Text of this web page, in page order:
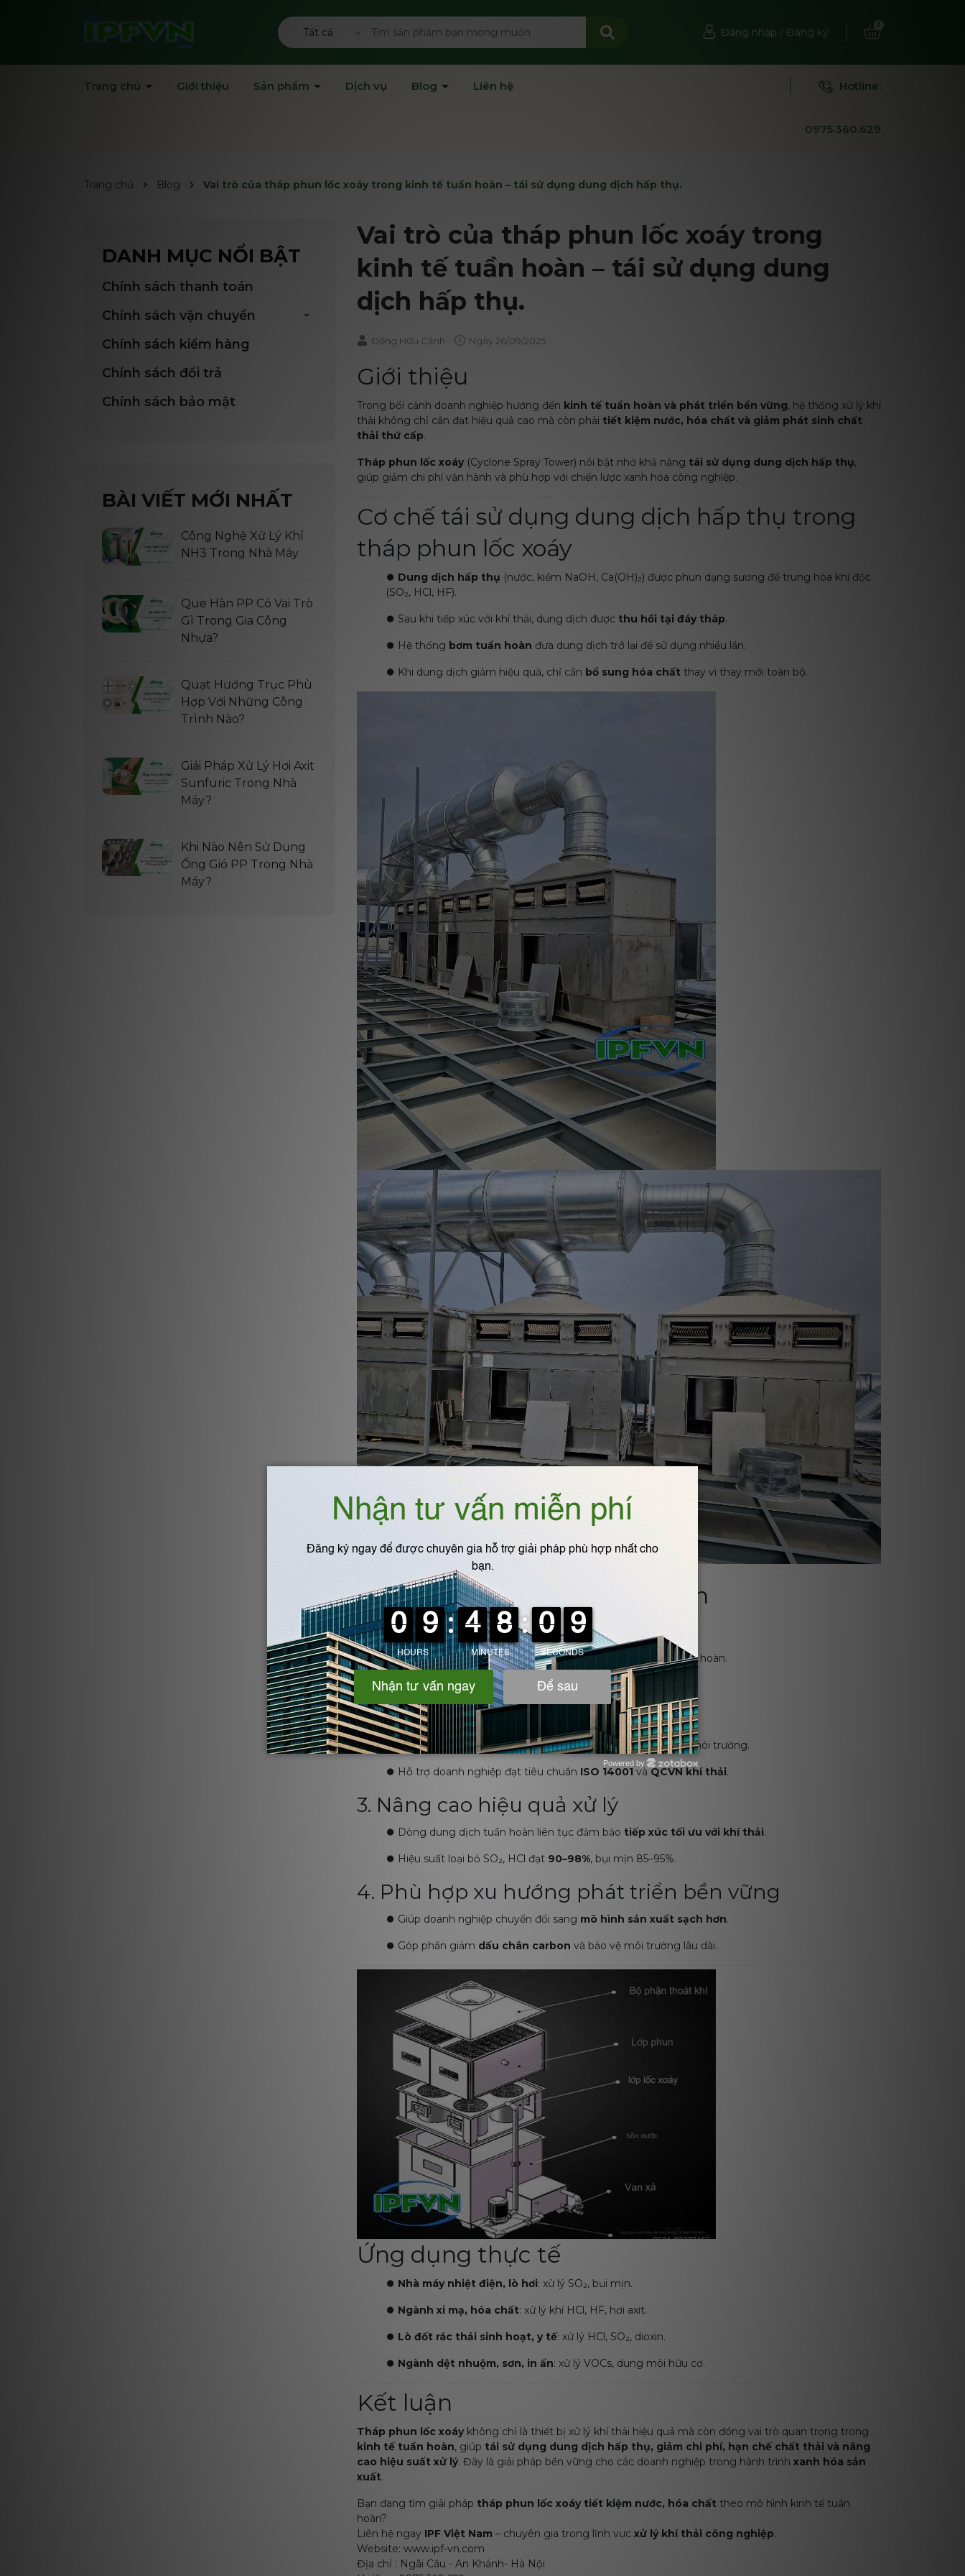
Tất cả Đăng nhập / Đăng ký
0
Trang chủ Giới thiệu Sản phẩm Dịch vụ Blog Liên hệ Hotline:
0975.360.629
Trang chủ Blog Vai trò của tháp phun lốc xoáy trong kinh tế tuần hoàn – tái sử dụng dung dịch hấp thụ.
Vai trò của tháp phun lốc xoáy trong
kinh tế tuần hoàn – tái sử dụng dung
dịch hấp thụ.
Đồng Hữu Cảnh Ngày26/09/2025
Giới thiệu
Trong bối cảnh doanh nghiệp hướng đến kinh tế tuần hoàn và phát triển bền vững, hệ thống xử lý khí
thải không chỉ cần đạt hiệu quả cao mà còn phải tiết kiệm nước, hóa chất và giảm phát sinh chất
thải thứ cấp.
Tháp phun lốc xoáy (Cyclone Spray Tower) nổi bật nhờ khả năng tái sử dụng dung dịch hấp thụ,
giúp giảm chi phí vận hành và phù hợp với chiến lược xanh hóa công nghiệp.
Cơ chế tái sử dụng dung dịch hấp thụ trong
tháp phun lốc xoáy
⏺️ Dung dịch hấp thụ (nước, kiềm NaOH, Ca(OH)₂) được phun dạng sương để trung hòa khí độc
(SO₂, HCl, HF).
⏺️ Sau khi tiếp xúc với khí thải, dung dịch được thu hồi tại đáy tháp.
⏺️ Hệ thống bơm tuần hoàn đưa dung dịch trở lại để sử dụng nhiều lần.
⏺️ Khi dung dịch giảm hiệu quả, chỉ cần bổ sung hóa chất thay vì thay mới toàn bộ.
Lợi ích trong kinh tế tuần hoàn
1. Tiết kiệm chi phí vận hành
⏺️Giảm tiêu thụ hóa chất 30–50% so với hệ thống không tuần hoàn.
⏺️Giảm chi phí xử lý nước thải sau hấp thụ.
2. Giảm phát sinh chất thải
⏺️Dung dịch được tái sử dụng nhiều vòng, hạn chế xả thải ra môi trường.
⏺️ Hỗ trợ doanh nghiệp đạt tiêu chuẩn ISO 14001 vàQCVN khí thải.
3. Nâng cao hiệu quả xử lý
⏺️ Dòng dung dịch tuần hoàn liên tục đảm bảo tiếp xúc tối ưu với khí thải.
⏺️ Hiệu suất loại bỏ SO₂, HCl đạt 90–98%, bụi mịn 85–95%.
4. Phù hợp xu hướng phát triển bền vững
⏺️ Giúp doanh nghiệp chuyển đổi sang mô hình sản xuất sạch hơn.
⏺️ Góp phần giảm dấu chân carbon và bảo vệ môi trường lâu dài.
Ứng dụng thực tế
⏺️ Nhà máy nhiệt điện, lò hơi: xử lý SO₂, bụi mịn.
⏺️ Ngành xi mạ, hóa chất: xử lý khí HCl, HF, hơi axit.
⏺️ Lò đốt rác thải sinh hoạt, y tế: xử lý HCl, SO₂, dioxin.
⏺️ Ngành dệt nhuộm, sơn, in ấn: xử lý VOCs, dung môi hữu cơ.
Kết luận
Tháp phun lốc xoáykhông chỉ là thiết bị xử lý khí thải hiệu quả mà còn đóng vai trò quan trọng trong
kinh tế tuần hoàn, giúp tái sử dụng dung dịch hấp thụ, giảm chi phí, hạn chế chất thải và nâng
cao hiệu suất xử lý. Đây là giải pháp bền vững cho các doanh nghiệp trong hành trình xanh hóa sản
xuất.
Bạn đang tìm giải pháp tháp phun lốc xoáy tiết kiệm nước, hóa chất theo mô hình kinh tế tuần
hoàn?
Liên hệ ngay IPF Việt Nam – chuyên gia trong lĩnh vực xử lý khí thải công nghiệp.
Website: www.ipf-vn.com
Địa chỉ : Ngãi Cầu - An Khánh- Hà Nội
DANH MỤC NỔI BẬT
Chính sách thanh toán
Chính sách vận chuyển
Chính sách kiểm hàng
Chính sách đổi trả
Chính sách bảo mật
BÀI VIẾT MỚI NHẤT
Công Nghệ Xử Lý Khí
NH3 Trong Nhà Máy
Que Hàn PP Có Vai Trò
Gì Trong Gia Công
Nhựa?
Quạt Hướng Trục Phù
Hợp Với Những Công
Trình Nào?
Giải Pháp Xử Lý Hơi Axit
Sunfuric Trong Nhà
Máy?
Khi Nào Nên Sử Dụng
Ống Gió PP Trong Nhà
Máy?
Powered by
Zotabox